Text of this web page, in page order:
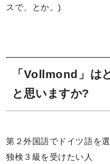
スで、とか。)
「Vollmond」は
と思いますか?
第２外国語でドイツ語を
独検３級を受けたい人